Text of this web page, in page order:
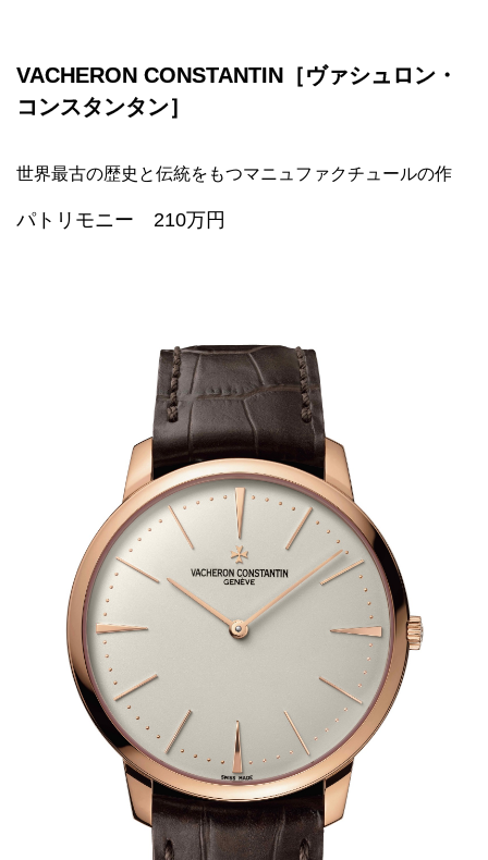
VACHERON CONSTANTIN［ヴァシュロン・
コンスタンタン］
世界最古の歴史と伝統をもつマニュファクチュールの作
パトリモニー 210万円